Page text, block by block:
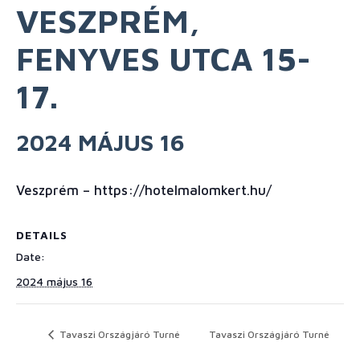
VESZPRÉM,
FENYVES UTCA 15-
17.
2024 MÁJUS 16
Veszprém – https://hotelmalomkert.hu/
DETAILS
Date:
2024 május 16
Tavaszi Országjáró Turné Tavaszi Országjáró Turné